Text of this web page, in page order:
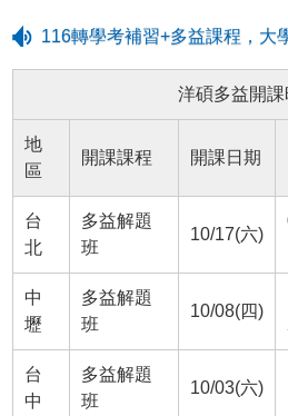
116轉學考補習+多益課程，大
洋碩多益開課
地
區
開課課程 開課日期
台
北
多益解題
班
10/17(六)
中
壢
多益解題
班
10/08(四)
台
中
多益解題
班
10/03(六)